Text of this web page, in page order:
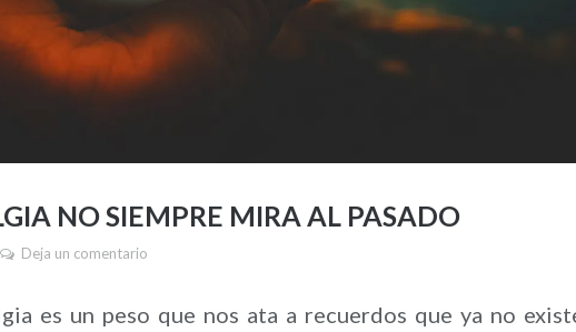
NO SIEMPRE MIRA AL PASADO
Deja un comentario
es un peso que nos ata a recuerdos que ya no